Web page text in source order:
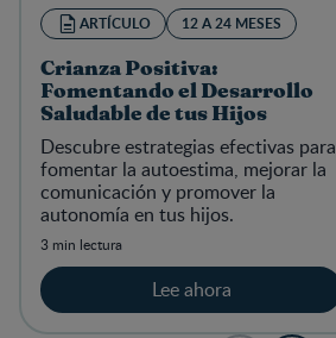
ARTÍCULO 12 A 24 MESES
Crianza Positiva:
Fomentando el Desarrollo
Saludable de tus Hijos
Descubre estrategias efectivas para
fomentar la autoestima, mejorar la
comunicación y promover la
autonomía en tus hijos.
3 min lectura
Lee ahora